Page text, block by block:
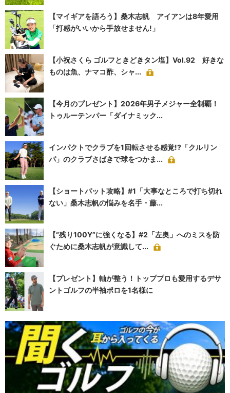
【マイギアを語ろう】桑木志帆 アイアンは8年愛用
「打感がいいから手放せません!」
【小祝さくら ゴルフときどきタン塩】Vol.92 好きな
ものは魚、ナマコ酢、シャ...
【今月のプレゼント】2026年男子メジャー全制覇！
トゥルーテンパー「ダイナミック...
インパクトでクラブを1回転させる感覚!?「クルリン
パ」のクラブさばきで球をつかま...
【ショートパット攻略】#1「大事なところで打ち切れ
ない」桑木志帆の悩みを名手・藤...
【“残り100Y”に強くなる】#2「左奥」へのミスを防
ぐために桑木志帆が意識して...
【プレゼント】軸が整う！トッププロも愛用するデサ
ントゴルフの半袖ポロを1名様に